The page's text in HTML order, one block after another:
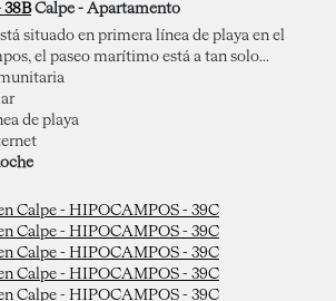
38B Calpe - Apartamento
situado en primera línea de playa en el
el paseo marítimo está a tan solo...
de playa